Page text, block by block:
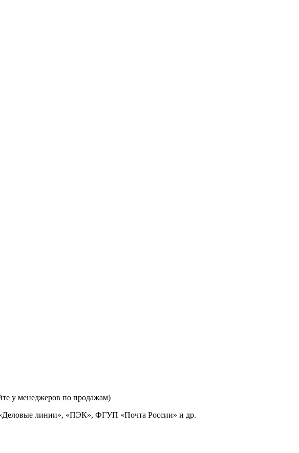
у менеджеров по продажам)
«Деловые линии», «ПЭК», ФГУП «Почта России» и др.